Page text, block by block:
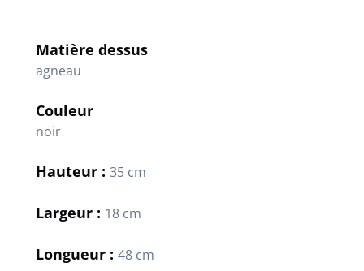
Matière dessus
agneau
Couleur
noir
Hauteur : 35 cm
Largeur : 18 cm
Longueur : 48 cm